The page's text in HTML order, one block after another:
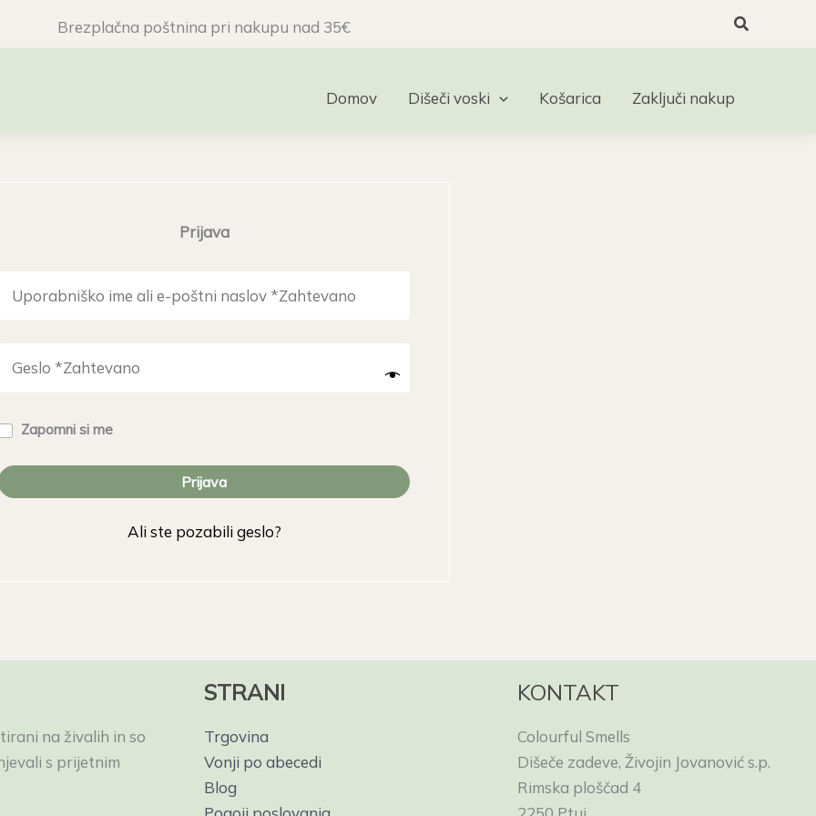
Brezplačna poštnina pri nakupu nad 35€ Search
Domov Dišeči voski Košarica Zaključi nakup
Prijava
Zapomni si me
Prijava
Ali ste pozabili geslo?
na živalih in so
s prijetnim
STRANI
Trgovina
Vonji po abecedi
Blog
KONTAKT
Colourful Smells
Dišeče zadeve, Živojin Jovanović s.p.
Rimska ploščad 4